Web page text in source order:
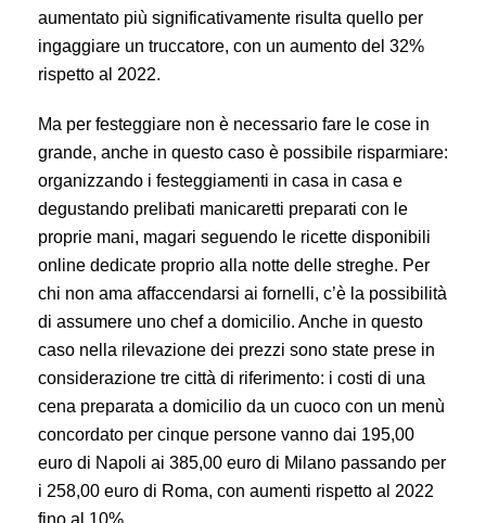
aumentato più significativamente risulta quello per
ingaggiare un truccatore, con un aumento del 32%
rispetto al 2022.
Ma per festeggiare non è necessario fare le cose in
grande, anche in questo caso è possibile risparmiare:
organizzando i festeggiamenti in casa in casa e
degustando prelibati manicaretti preparati con le
proprie mani, magari seguendo le ricette disponibili
online dedicate proprio alla notte delle streghe. Per
chi non ama affaccendarsi ai fornelli, c’è la possibilità
di assumere uno chef a domicilio. Anche in questo
caso nella rilevazione dei prezzi sono state prese in
considerazione tre città di riferimento: i costi di una
cena preparata a domicilio da un cuoco con un menù
concordato per cinque persone vanno dai 195,00
euro di Napoli ai 385,00 euro di Milano passando per
i 258,00 euro di Roma, con aumenti rispetto al 2022
fino al 10%.